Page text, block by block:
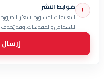
! ضوابط النشر
التعليقات المنشورة لا تعبّر
للأشخاص والمقدسات، وقد يُحذف
إرسال